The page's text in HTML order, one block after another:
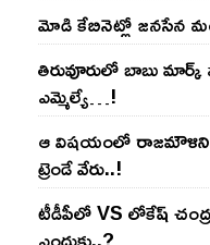
మోడి కేబినెట్లో జ‌నసేన
తిరువూరులో బాబు
ఎమ్మెల్యే…!
ఆ విష‌యంలో రాజ‌మౌళిని
ట్రెండే వేరు..!
టీడీపీలో VS లోకేష్